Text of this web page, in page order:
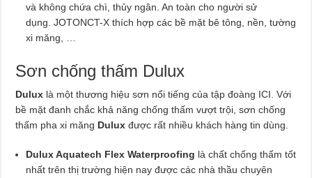
và không chứa chì, thủy ngân. An toàn cho người sử
dụng. JOTONCT-X thích hợp các bề mặt bê tông, nền, tường
xi măng, …
Sơn chống thấm Dulux
Dulux là một thương hiệu sơn nổi tiếng của tập đoàng ICI. Với
bề mặt đanh chắc khả năng chống thấm vượt trội, sơn chống
thấm pha xi măng Duluxđược rất nhiều khách hàng tin dùng.
Dulux Aquatech Flex Waterproofing là chất chống thấm tốt
nhất trên thị trường hiện nay được các nhà thầu chuyên